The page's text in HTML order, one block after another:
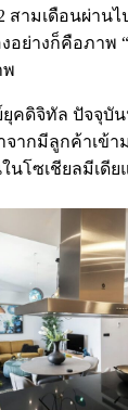
สามเดือนผ่าน
อย่างก็คือภาพ
พ
คดิจิทัล ปัจจุบั
จากมีลูกค้าเข้า
นโซเชียลมีเดีย